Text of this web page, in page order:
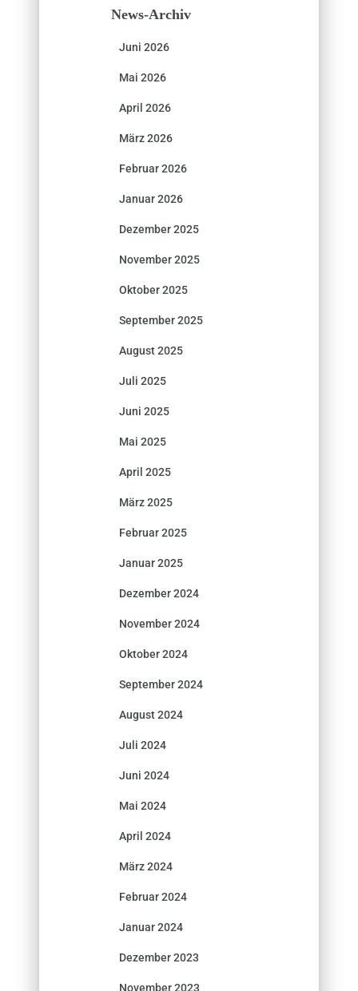
News-Archiv
Juni 2026
Mai 2026
April 2026
März 2026
Februar 2026
Januar 2026
Dezember 2025
November 2025
Oktober 2025
September 2025
August 2025
Juli 2025
Juni 2025
Mai 2025
April 2025
März 2025
Februar 2025
Januar 2025
Dezember 2024
November 2024
Oktober 2024
September 2024
August 2024
Juli 2024
Juni 2024
Mai 2024
April 2024
März 2024
Februar 2024
Januar 2024
Dezember 2023
November 2023